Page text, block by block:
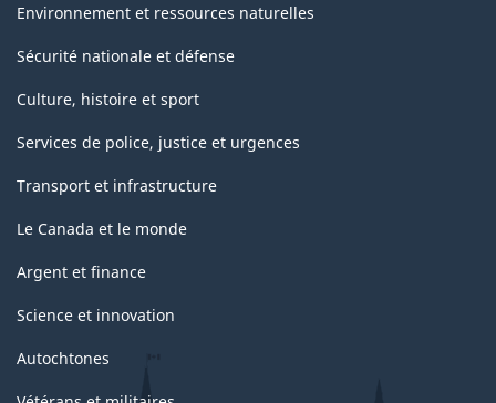
Environnement et ressources naturelles
Sécurité nationale et défense
Culture, histoire et sport
Services de police, justice et urgences
Transport et infrastructure
Le Canada et le monde
Argent et finance
Science et innovation
Autochtones